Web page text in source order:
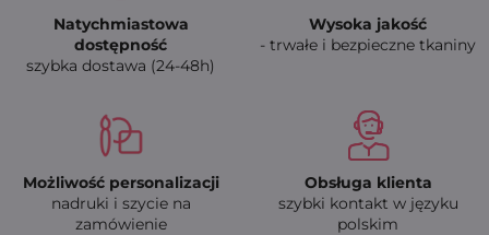
Natychmiastowa
dostępność
szybka dostawa (24-48h)
Wysoka jakość
- trwałe i bezpieczne tkaniny
Możliwość personalizacji
nadruki i szycie na
zamówienie
Obsługa klienta
szybki kontakt w języku
polskim